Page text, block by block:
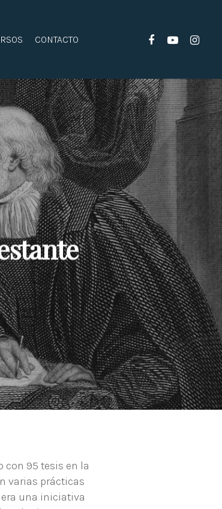
CONTACTO FACEBOOKYOUTUBE
con 95 tesis en la
varias prácticas
una iniciativa